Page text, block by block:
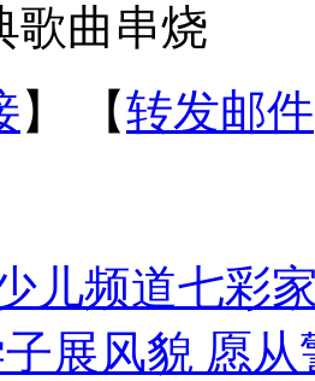
歌曲串烧
】 【转发邮件
儿频道七彩
展风貌 愿从